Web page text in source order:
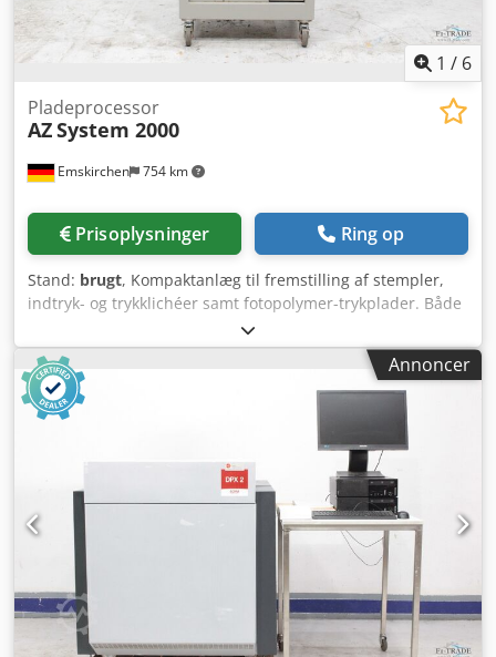
1 / 6
Emskirchen 754 km
Pladeprocessor
AZSystem 2000
Prisoplysninger Ring op
Stand: brugt, Kompaktanlæg til fremstilling af stempler,
indtryk- og trykklichéer samt fotopolymer-trykplader. Både
flydende fotopolymer (resin) og fotopolymer-
plademateriale kan forarbejdes. Belysnings- og
klichéfremstillingssystem / Fotopolymer Plademaskine AZ
System 2000 Serienr.: 277 Pladeformat maks. 23 x 33 cm
Cedoza H Srjpfx Acmoha Med 9 arbejdsprogrammer
Maskindata: Mål (B x D x H): 52 cm x 47 cm x 95 cm Vægt:
ca. 62 kg Elektrisk tilslutning: 220 volt, 1,3 kW Online
videoinspektion via WhatsApp – MS Zoom – Telegram På
lager i Emskirchen/Nürnberg – Omgående levering – Kan
afprøves
Annoncer